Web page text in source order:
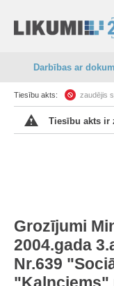
Darbības ar
Tiesību akts: zaudējis
Tiesību akts ir
Grozījumi
2004.gada
Nr.639